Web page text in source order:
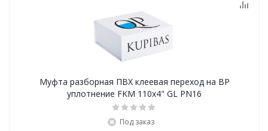
Муфта разборная ПВХ клеевая переход на ВР
уплотнение FKM 110x4" GL PN16
Под заказ